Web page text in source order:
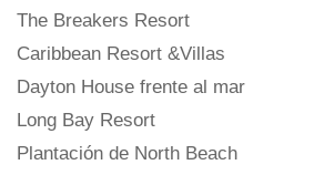
The Breakers Resort
Caribbean Resort &Villas
Dayton House frente al mar
Long Bay Resort
Plantación de North Beach